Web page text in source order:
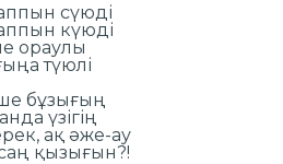
сүюді
күюді
ораулы
түюлі
бұзығың
үзігің
ақ әже-ау
қызығын?!